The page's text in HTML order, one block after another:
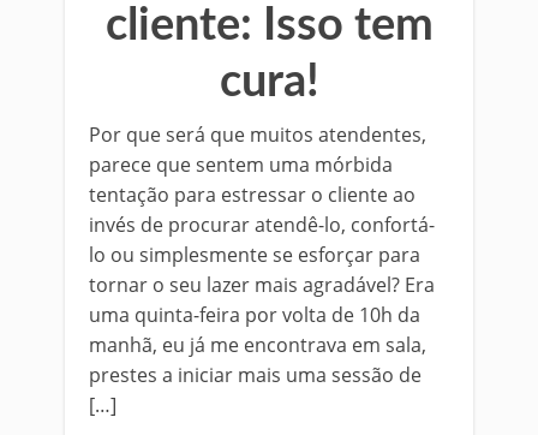
cliente: Isso tem
cura!
Por que será que muitos atendentes,
parece que sentem uma mórbida
tentação para estressar o cliente ao
invés de procurar atendê-lo, confortá-
lo ou simplesmente se esforçar para
tornar o seu lazer mais agradável? Era
uma quinta-feira por volta de 10h da
manhã, eu já me encontrava em sala,
prestes a iniciar mais uma sessão de
[…]